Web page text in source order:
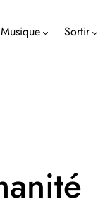
Musique Sortir